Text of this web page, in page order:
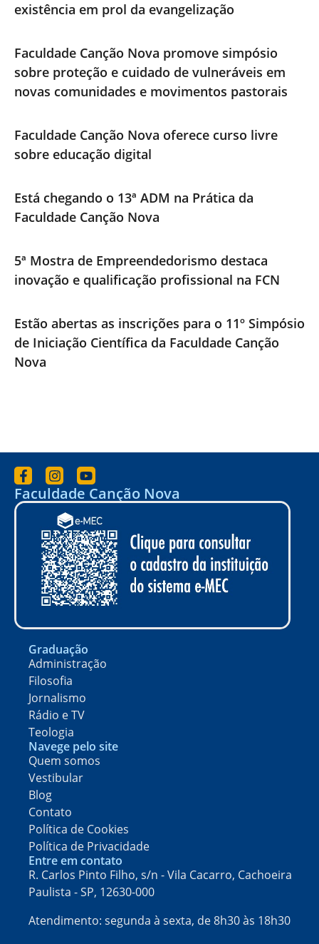
existência em prol da evangelização
Faculdade Canção Nova promove simpósio
sobre proteção e cuidado de vulneráveis em
novas comunidades e movimentos pastorais
Faculdade Canção Nova oferece curso livre
sobre educação digital
Está chegando o 13ª ADM na Prática da
Faculdade Canção Nova
5ª Mostra de Empreendedorismo destaca
inovação e qualificação profissional na FCN
Estão abertas as inscrições para o 11º Simpósio
de Iniciação Científica da Faculdade Canção
Nova
Faculdade Canção Nova
Graduação
Administração
Filosofia
Jornalismo
Rádio e TV
Teologia
Navege pelo site
Quem somos
Vestibular
Blog
Contato
Política de Cookies
Política de Privacidade
Entre em contato
R. Carlos Pinto Filho, s/n - Vila Cacarro, Cachoeira
Paulista - SP, 12630-000​
Atendimento: segunda à sexta, de 8h30 às 18h30